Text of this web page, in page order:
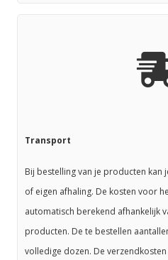
Transport
Bij bestelling van je producten kan
of eigen afhaling. De kosten voor
automatisch berekend afhankelijk
producten. De te bestellen
volledige dozen. De